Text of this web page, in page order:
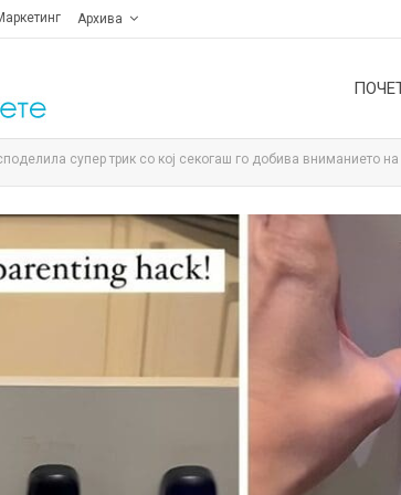
Архива
супер трик со кој секогаш го добива вниманието